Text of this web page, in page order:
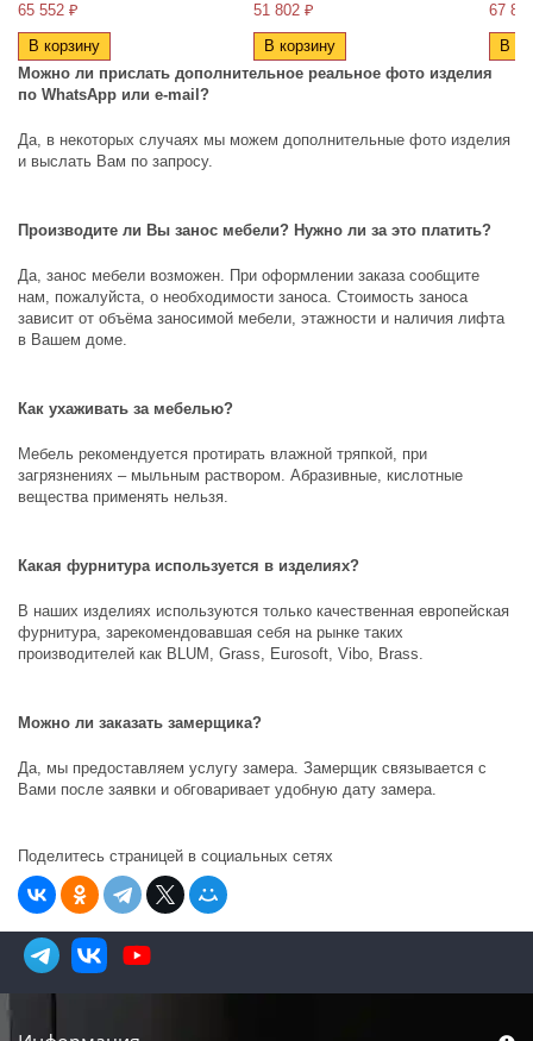
65 552 ₽
В корзину
51 802 ₽
В корзину
67
В
Можно ли прислать дополнительное реальное фото изделия
по WhatsApp или e-mail ?
Да, в некоторых случаях мы можем дополнительные фото изделия
и выслать Вам по запросу.
Производите ли Вы занос мебели? Нужно ли за это платить?
Да, занос мебели возможен. При оформлении заказа сообщите
нам, пожалуйста, о необходимости заноса. Стоимость заноса
зависит от объёма заносимой мебели, этажности и наличия лифта
в Вашем доме.
Как ухаживать за мебелью?
Мебель рекомендуется протирать влажной тряпкой, при
загрязнениях – мыльным раствором. Абразивные, кислотные
вещества применять нельзя.
Какая фурнитура используется в изделиях?
В наших изделиях используются только качественная европейская
фурнитура, зарекомендовавшая себя на рынке таких
производителей как BLUM, Grass, Eurosoft, Vibo, Brass.
Можно ли заказать замерщика?
Да, мы предоставляем услугу замера. Замерщик связывается с
Вами после заявки и обговаривает удобную дату замера.
Поделитесь страницей в социальных сетях